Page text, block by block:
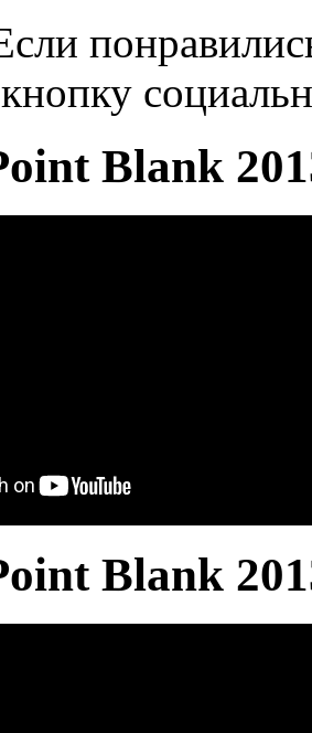
Blank
Blank